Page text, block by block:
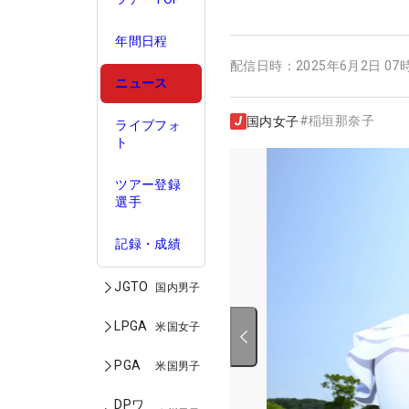
年間日程
ニュース
ライブフォ
ト
ツアー登録
選手
記録・成績
JGTO 国内男子
LPGA 米国女子
PGA 米国男子
DPワ
配信日時： 2025年6月2日 07
国内女子#稲垣那奈子